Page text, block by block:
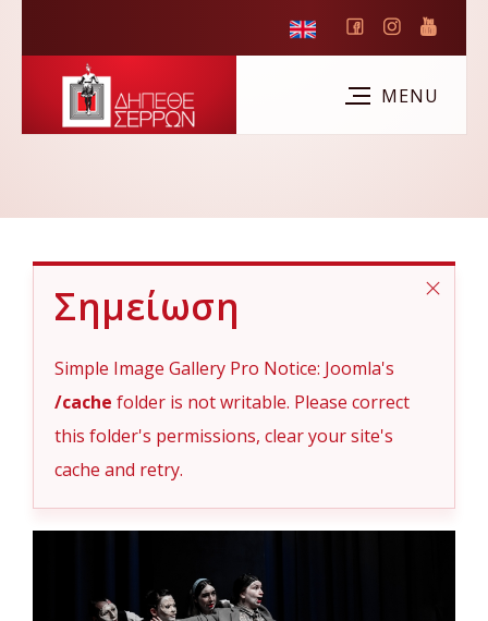
Σημείωση
Simple Image Gallery Pro Notice: Joomla's
/cache folder is not writable. Please correct
this folder's permissions, clear your site's
cache and retry.